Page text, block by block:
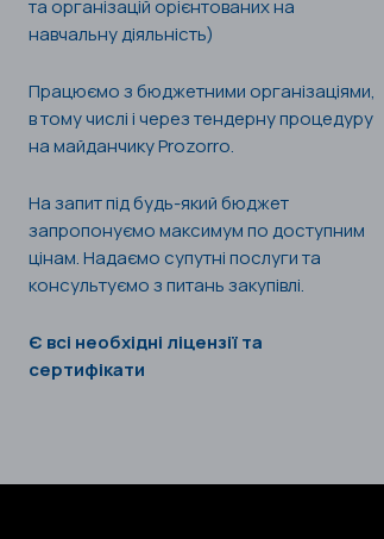
та організацій орієнтованих на
навчальну діяльність)
Працюємо з бюджетними організаціями,
в тому числі і через тендерну процедуру
на майданчику Prozorro.
На запит під будь-який бюджет
запропонуємо максимум по доступним
цінам. Надаємо супутні послуги та
консультуємо з питань закупівлі.
Є всі необхідні ліцензії та
сертифікати